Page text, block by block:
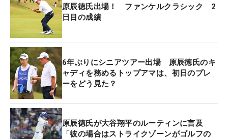
原辰徳氏出場！ ファンケルクラシック 2
日目の成績
6年ぶりにシニアツアー出場 原辰徳氏のキ
ャディを務めるトップアマは、初日のプレ
ーをどう見た？
原辰徳氏が大谷翔平のルーティンに言及
「彼の場合はストライクゾーンがゴルフの